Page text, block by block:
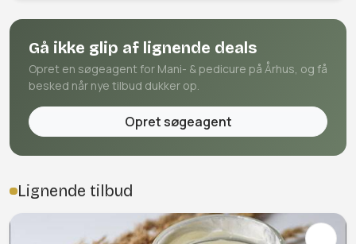
Gå ikke glip af lignende deals
Opret en søgeagent for Mani- & pedicure på Århus, og få
besked når nye tilbud dukker op.
Opret søgeagent
Lignende tilbud